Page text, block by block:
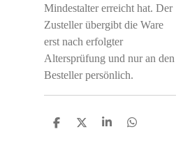
Mindestalter erreicht hat. Der
Zusteller übergibt die Ware
erst nach erfolgter
Altersprüfung und nur an den
Besteller persönlich.
T
T
T
T